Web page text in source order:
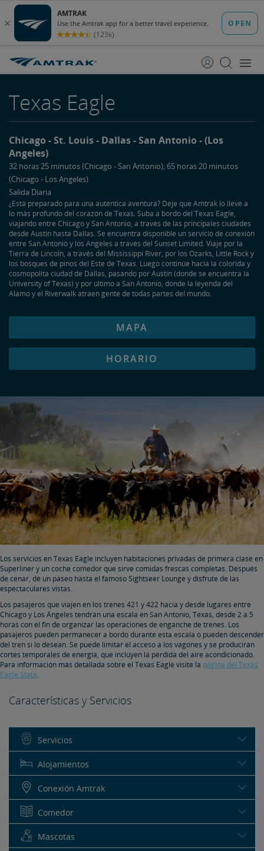
Contenido
Navegación
Texas Eagle
Chicago St. Louis Dallas San Antonio
(Los
Angeles)
32 horas 25 minutos (Chicago - San Antonio); 65 horas 20 minutos
(Chicago - Los Angeles)
Salida Diaria
¿Está preparado para una auténtica aventura? Deje que Amtrak lo lleve a
lo más profundo del corazón de Texas. Suba a bordo del Texas Eagle,
viajando entre Chicago y San Antonio, a través de las principales ciudades
desde Austin hasta Dallas. Se encuentra disponible un servicio de conexión
entre San Antonio y los Angeles a través del Sunset Limited. Viaje por la
Tierra de Lincoln, a través del Mississippi River, por los Ozarks, Little Rock y
los bosques de pinos del Este de Texas. Luego continúe hacia la colorida y
cosmopolita ciudad de Dallas, pasando por Austin (donde se encuentra la
University of Texas) y por último a San Antonio, donde la leyenda del
Alamo y el Riverwalk atraen gente de todas partes del mundo.
MAPA
HORARIO
Los servicios en Texas Eagle incluyen habitaciones privadas de primera clase en
Superliner y un coche comedor que sirve comidas frescas completas. Después
de cenar, dé un paseo hasta el famoso Sightseer Lounge y disfrute de las
espectaculares vistas.
Los pasajeros que viajen en los trenes 421 y 422 hacia y desde lugares entre
Chicago y Los Ángeles tendrán una escala en San Antonio, Texas, desde 2 a 5
horas con el fin de organizar las operaciones de enganche de trenes. Los
pasajeros pueden permanecer a bordo durante esta escala o pueden descender
del tren si lo desean. Se puede limitar el acceso a los vagones y se producirán
cortes temporales de energía, que incluyen la pérdida del aire acondicionado.
Para información más detallada sobre el Texas Eagle visite la página del Texas
Eagle State.
Características y Servicios
Servicios
Alojamientos
Conexión Amtrak
Comedor
Mascotas